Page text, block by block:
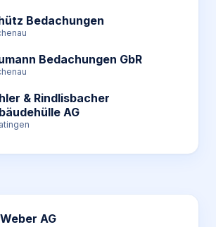
Bedachungen
Bedachungen GbR
& Rindlisbacher
AG
Weber AG